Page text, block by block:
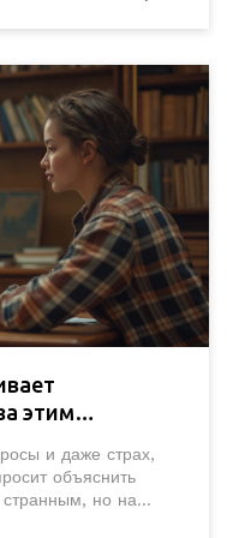
этим
и даже страх,
объяснить
странным, но на